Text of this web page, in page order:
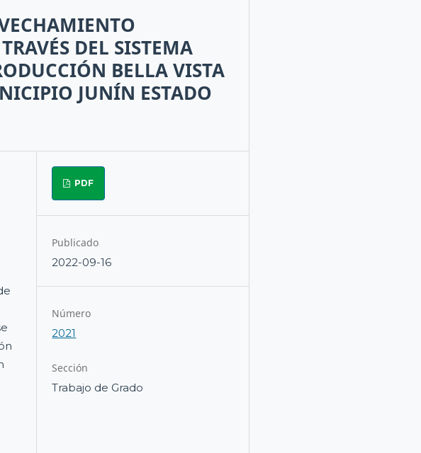
DEL SISTEMA
BELLA VISTA
JUNÍN ESTADO
PDF
Publicado
2022-09-16
Número
2021
Sección
Trabajo de Grado